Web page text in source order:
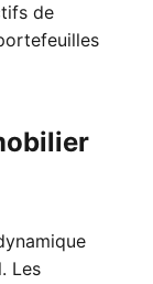
de
Les